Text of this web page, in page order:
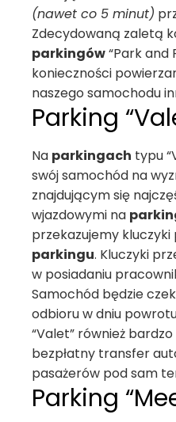
(nawet co 5 minut)
Zdecydowaną zaletą
parkingów“Park and
konieczności
naszego samochodu
Parking
Na parkingach typu
swój samochód na
znajdującym się
wjazdowymi na
przekazujemy
parkingu. Kluczyki
w posiadaniu
Samochód będzie
odbioru w dniu
“Valet” również
bezpłatny transfer
pasażerów pod sam
Parking